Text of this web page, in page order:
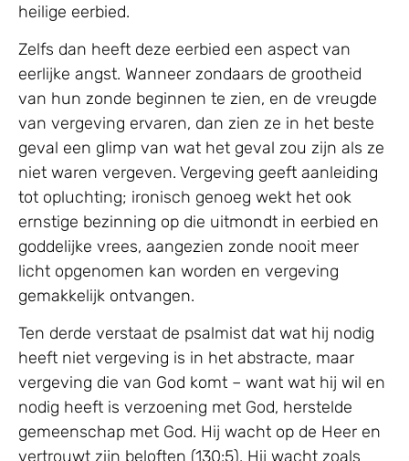
heilige eerbied.
Zelfs dan heeft deze eerbied een aspect van
eerlijke angst. Wanneer zondaars de grootheid
van hun zonde beginnen te zien, en de vreugde
van vergeving ervaren, dan zien ze in het beste
geval een glimp van wat het geval zou zijn als ze
niet waren vergeven. Vergeving geeft aanleiding
tot opluchting; ironisch genoeg wekt het ook
ernstige bezinning op die uitmondt in eerbied en
goddelijke vrees, aangezien zonde nooit meer
licht opgenomen kan worden en vergeving
gemakkelijk ontvangen.
Ten derde verstaat de psalmist dat wat hij nodig
heeft niet vergeving is in het abstracte, maar
vergeving die van God komt – want wat hij wil en
nodig heeft is verzoening met God, herstelde
gemeenschap met God. Hij wacht op de Heer en
vertrouwt zijn beloften (130:5). Hij wacht zoals